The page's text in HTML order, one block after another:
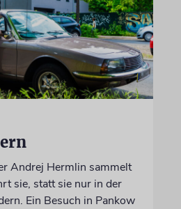
Andrej Hermlin sammelt
sie, statt sie nur in der
Ein Besuch in Pankow